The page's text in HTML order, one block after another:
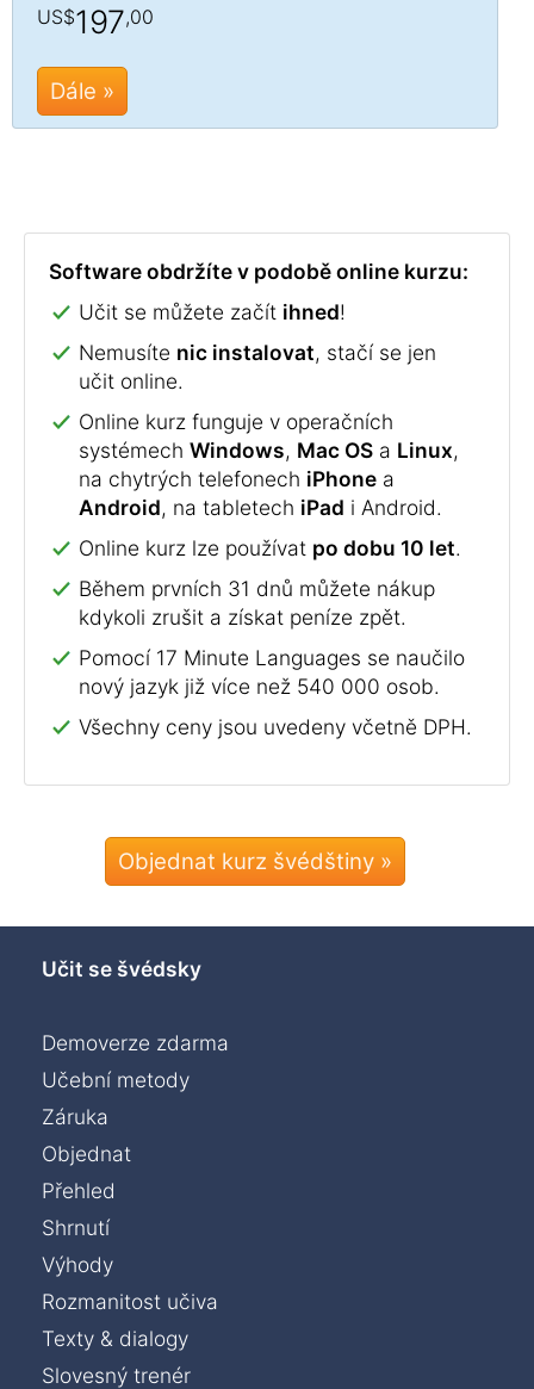
US$197,00
Dále »
Software obdržíte v podobě online kurzu:
Učit se můžete začít ihned!
Nemusíte nic instalovat, stačí se jen
učit online.
Online kurz funguje v operačních
systémech Windows, Mac OS a Linux,
na chytrých telefonech iPhone a
Android, na tabletech iPad i Android.
Online kurz lze používat po dobu 10 let.
Během prvních 31 dnů můžete nákup
kdykoli zrušit a získat peníze zpět.
Pomocí 17 Minute Languages se naučilo
nový jazyk již více než 540 000 osob.
Všechny ceny jsou uvedeny včetně DPH.
Objednat kurz švédštiny »
Učit se švédsky
Demoverze zdarma
Učební metody
Záruka
Objednat
Přehled
Shrnutí
Výhody
Rozmanitost učiva
Texty & dialogy
Slovesný trenér